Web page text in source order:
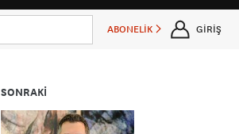
ABONELİK GİRİŞ
SONRAKİ